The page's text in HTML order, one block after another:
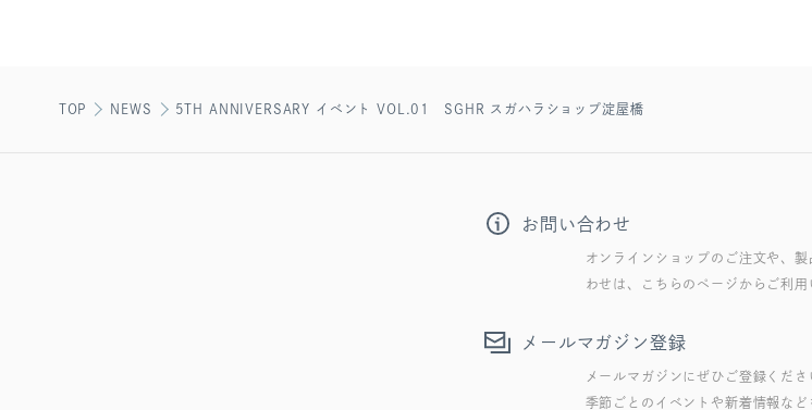
TOP NEWS 5TH ANNIVERSARY イベント VOL.01 SGHR スガハラショップ淀屋橋
お問い合わせ
オンラインショップのご注文や、
わせは、こちらのページからご利用
メールマガジン登録
メールマガジンにぜひご登録くださ
季節ごとのイベントや新着情報など